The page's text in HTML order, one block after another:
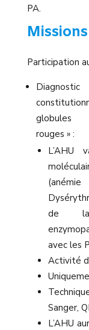
PA.
Participation
globules
rouges » :
L’AHU
de la
avec les
Activité
Sanger,
L’AHU